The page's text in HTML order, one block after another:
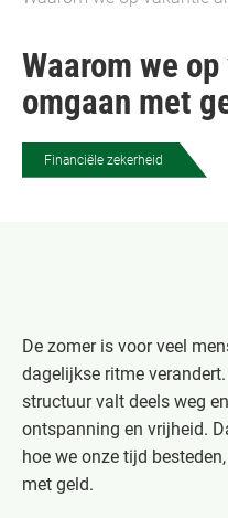
Waarom we
omgaan met
Financiële zekerheid
De zomer is voor veel
dagelijkse ritme verandert.
structuur valt deels weg
ontspanning en vrijheid.
hoe we onze tijd
met geld.